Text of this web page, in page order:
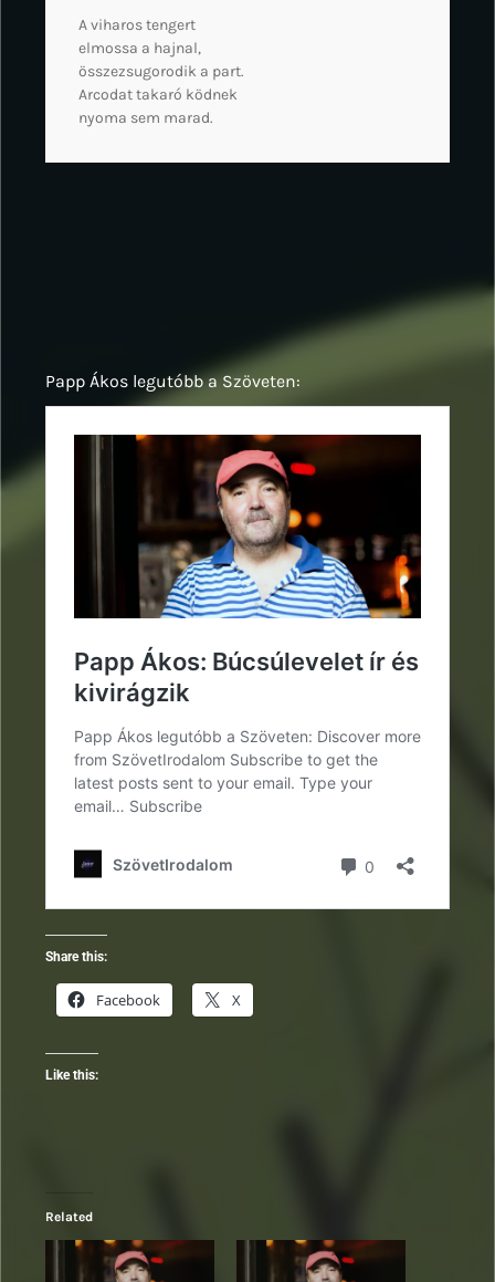
A viharos tengert
elmossa a hajnal,
összezsugorodik a part.
Arcodat takaró ködnek
nyoma sem marad.
Papp Ákos legutóbb a Szöveten:
Share this:
Facebook X
Like this:
Related